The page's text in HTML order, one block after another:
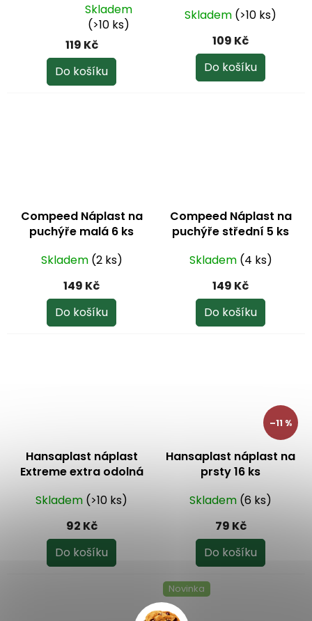
Skladem
(>10 ks)
119 Kč
Do košíku
Skladem (>10 ks)
109 Kč
Do košíku
Compeed Náplast na
puchýře malá 6 ks
Skladem (2 ks)
149 Kč
Do košíku
Compeed Náplast na
puchýře střední 5 ks
Skladem (4 ks)
149 Kč
Do košíku
Hansaplast náplast
Extreme extra odolná
Skladem (>10 ks)
92 Kč
Do košíku
–11 %
Hansaplast náplast na
prsty 16 ks
Skladem (6 ks)
79 Kč
Do košíku
Novinka